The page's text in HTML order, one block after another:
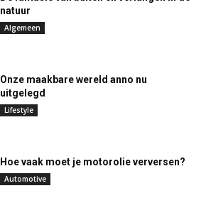
natuur
Algemeen
Onze maakbare wereld anno nu
uitgelegd
Lifestyle
Hoe vaak moet je motorolie verversen?
Automotive